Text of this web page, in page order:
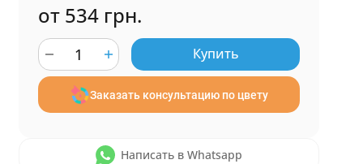
от 534 грн.
Купить
Заказать консультацию по цвету
Написать в Whatsapp